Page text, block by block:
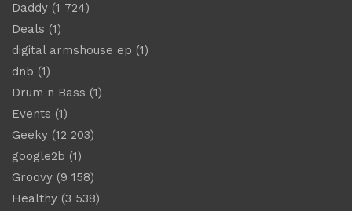
Daddy (1 724)
Deals (1)
digital armshouse ep (1)
dnb (1)
Drum n Bass (1)
Events (1)
Geeky (12 203)
google2b (1)
Groovy (9 158)
Healthy (3 538)